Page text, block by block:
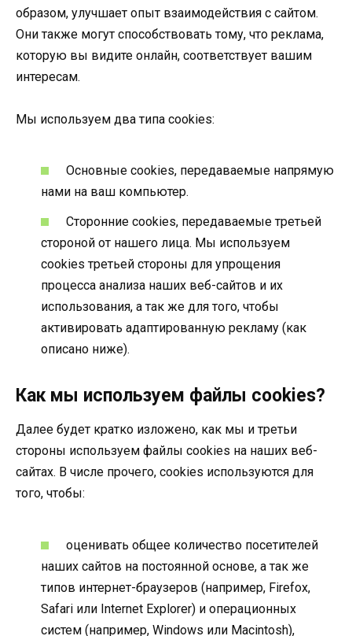
образом, улучшает опыт взаимодействия с сайтом.
Они также могут способствовать тому, что реклама,
которую вы видите онлайн, соответствует вашим
интересам.
Мы используем два типа cookies:
Основные cookies, передаваемые напрямую
нами на ваш компьютер.
Сторонние cookies, передаваемые третьей
стороной от нашего лица. Мы используем
cookies третьей стороны для упрощения
процесса анализа наших веб-сайтов и их
использования, а так же для того, чтобы
активировать адаптированную рекламу (как
описано ниже).
Как мы используем файлы cookies?
Далее будет кратко изложено, как мы и третьи
стороны используем файлы cookies на наших веб-
сайтах. В числе прочего, cookies используются для
того, чтобы:
оценивать общее количество посетителей
наших сайтов на постоянной основе, а так же
типов интернет-браузеров (например, Firefox,
Safari или Internet Explorer) и операционных
систем (например, Windows или Macintosh),